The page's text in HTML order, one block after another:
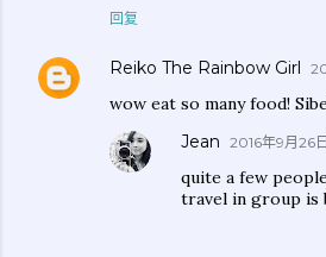
回复
Reiko The Rainbow Girl
wow eat so many food!
Jean 2016年9月26
quite a few
travel in group